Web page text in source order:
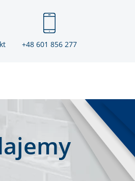
+48 601 856 277